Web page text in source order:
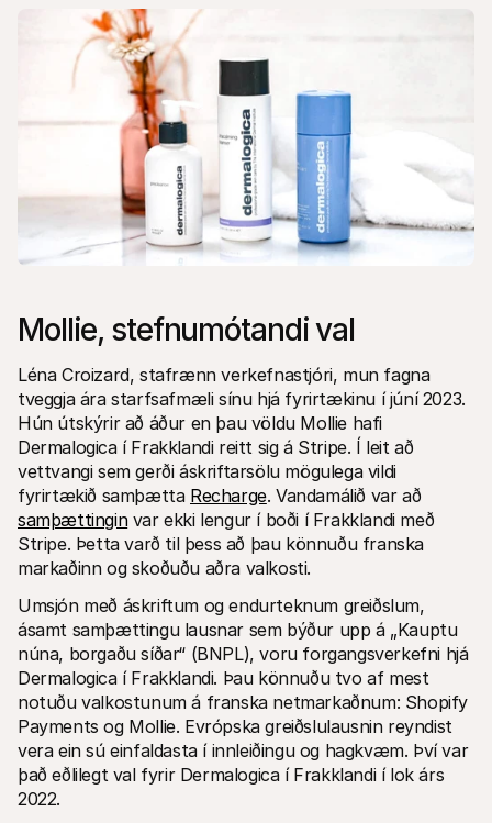
Mollie, stefnumótandi val
Léna Croizard, stafrænn verkefnastjóri, mun fagna
tveggja ára starfsafmæli sínu hjá fyrirtækinu í júní 2023.
Hún útskýrir að áður en þau völdu Mollie hafi
Dermalogica í Frakklandi reitt sig á Stripe. Í leit að
vettvangi sem gerði áskriftarsölu mögulega vildi
fyrirtækið samþætta Recharge
samþættingin var ekki lengur í boði í Frakklandi með
Stripe. Þetta varð til þess að þau könnuðu franska
markaðinn og skoðuðu aðra valkosti.
Umsjón með áskriftum og endurteknum greiðslum,
ásamt samþættingu lausnar sem býður upp á „Kauptu
núna, borgaðu síðar“ (BNPL), voru forgangsverkefni hjá
Dermalogica í Frakklandi. Þau könnuðu tvo af mest
notuðu valkostunum á franska netmarkaðnum: Shopify
Payments og Mollie. Evrópska greiðslulausnin reyndist
vera ein sú einfaldasta í innleiðingu og hagkvæm. Því var
það eðlilegt val fyrir Dermalogica í Frakklandi í lok árs
2022.